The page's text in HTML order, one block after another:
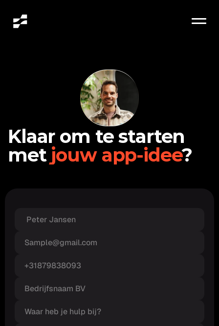
Klaar om te starten
met jouw app-idee?